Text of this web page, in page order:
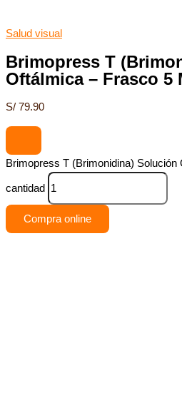
Salud visual
Brimopress T
Oftálmica – Frasco 5
S/ 79.90
Brimopress T (Brimonidina)
cantidad
Compra online